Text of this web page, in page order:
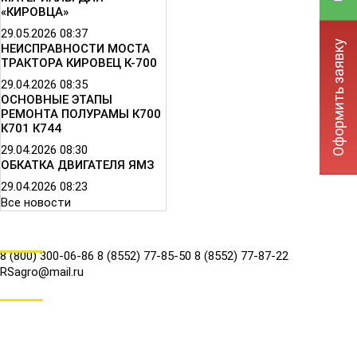
«КИРОВЦА»
29.05.2026 08:37
НЕИСПРАВНОСТИ МОСТА
ТРАКТОРА КИРОВЕЦ К-700
29.04.2026 08:35
ОСНОВНЫЕ ЭТАПЫ
РЕМОНТА ПОЛУРАМЫ К700
К701 К744
29.04.2026 08:30
ОБКАТКА ДВИГАТЕЛЯ ЯМЗ
29.04.2026 08:23
Все новости
8 (800) 300-06-86 8 (8552) 77-85-50 8 (8552) 77-87-22
RSagro@mail.ru
Оформить заявку